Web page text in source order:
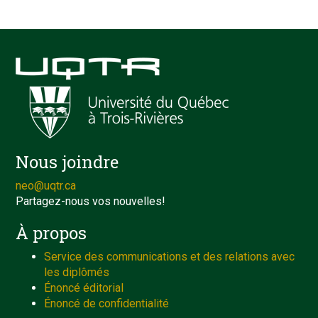
Nous joindre
neo@uqtr.ca
Partagez-nous vos nouvelles!
À propos
Service des communications et des relations avec
les diplômés
Énoncé éditorial
Énoncé de confidentialité